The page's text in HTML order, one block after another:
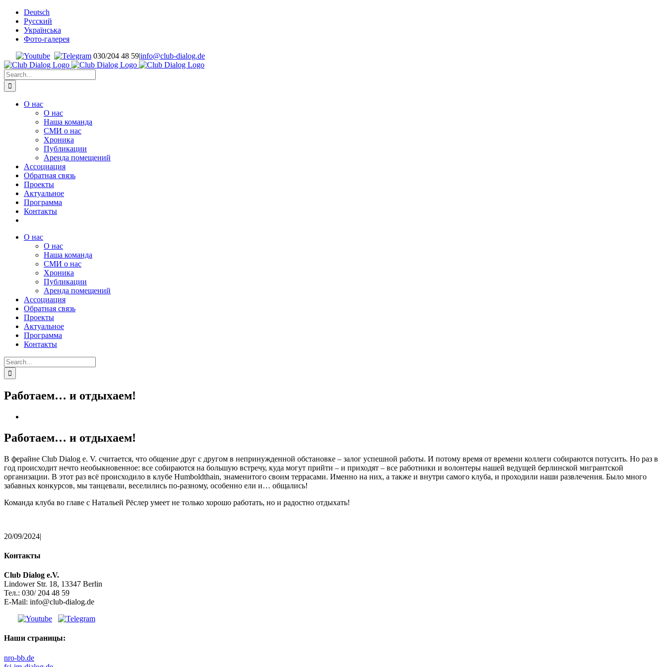
Skip
content
Deutsch
Русский
Українська
Фото-галерея
030/204 48 59|info@club-dialog.de
Search
for:
О нас
О нас
Наша команда
СМИ о нас
Хроника
Публикации
Аренда помещений
Ассоциация
Обратная связь
Проекты
Актуальное
Программа
Контакты
О нас
О нас
Наша команда
СМИ о нас
Хроника
Публикации
Аренда помещений
Ассоциация
Обратная связь
Проекты
Актуальное
Программа
Контакты
Search
for:
Работаем… и отдыхаем!
Работаем… и отдыхаем!
В ферайне Club Dialog e. V. считается, что общение друг с другом в непринужденной обстановке – залог успешной работы. И потому время от времени коллеги собираются потусить. Но раз в
год происходит нечто необыкновенное: все собираются на большую встречу, куда могут прийти – и приходят – все работники и волонтеры нашей ведущей берлинской мигрантской
организации. В этот раз всё происходило в клубе Humboldthain, знаменитого своим террасами. Именно на них, а также и внутри самого клуба, и проходили наши развлечения. Было много
забавных конкурсов, мы танцевали, веселились по-разному, особенно ели и… общались!
Команда клуба во главе с Натальей Рёслер умеет не только хорошо работать, но и радостно отдыхать!
20/09/2024|
Контакты
Club Dialog e.V.
Lindower Str. 18, 13347 Berlin
Тел.: 030/ 204 48 59
E-Mail: info@club-dialog.de
Наши страницы:
nro-bb.de